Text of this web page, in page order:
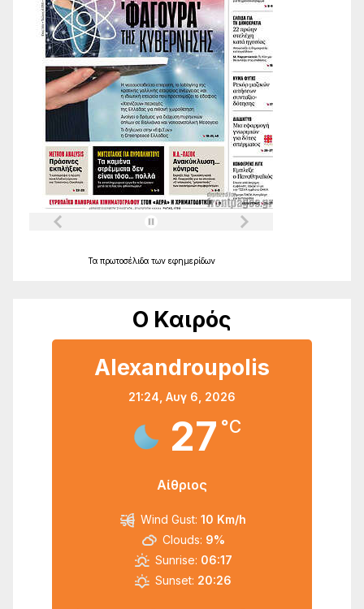
Τα πρωτοσέλιδα των εφημερίδων
Ο Καιρός
Alexandroupolis
21:24, Αυγ 6, 2026
27 °C
Αίθριος
Wind Gust: 10 Km/h
Clouds: 9%
Sunrise: 06:17
Sunset: 20:26